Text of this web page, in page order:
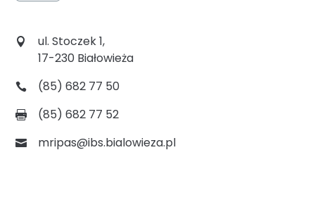
ul. Stoczek 1,
17-230 Białowieża
(85) 682 77 50
(85) 682 77 52
mripas@ibs.bialowieza.pl